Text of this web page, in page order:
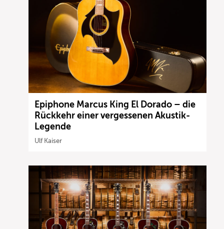
Epiphone Marcus King El Dorado – die
Rückkehr einer vergessenen Akustik-
Legende
Ulf Kaiser